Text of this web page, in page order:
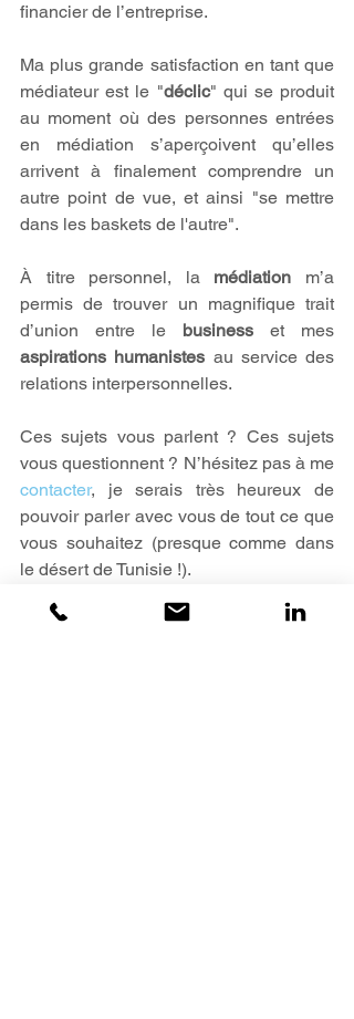
financier de l’entreprise.
Ma plus grande satisfaction en tant que
médiateur est le "déclic" qui se produit
au moment où des personnes entrées
en médiation s’aperçoivent qu’elles
arrivent à finalement comprendre un
autre point de vue, et ainsi "se mettre
dans les baskets de l'autre".
À titre personnel, la médiation m’a
permis de trouver un magnifique trait
d’union entre le business
aspirations humanistes au service des
relations interpersonnelles.
Ces sujets vous parlent ? Ces sujets
contacter, je serais très heureux de
pouvoir parler avec vous de tout ce que
vous souhaitez (presque comme dans
le désert de Tunisie !).
Vos commentaires sur LinkedIn sont